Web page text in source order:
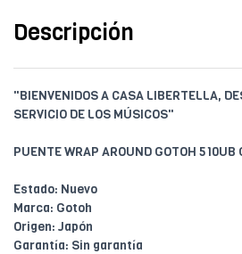
Descripción
"BIENVENIDOS A CASA LIBERTELLA,
SERVICIO DE LOS MÚSICOS"
PUENTE WRAP AROUND GOTOH 510UB
Estado: Nuevo
Marca: Gotoh
Origen: Japón
Garantía: Sin garantía